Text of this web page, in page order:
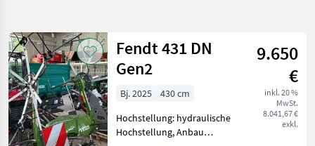
Fendt 431 DN
Gen2
9.650
€
inkl. 20 %
MwSt.
8.041,67 €
exkl.
Bj. 2025
430 cm
Hochstellung: hydraulische
Hochstellung, Anbau